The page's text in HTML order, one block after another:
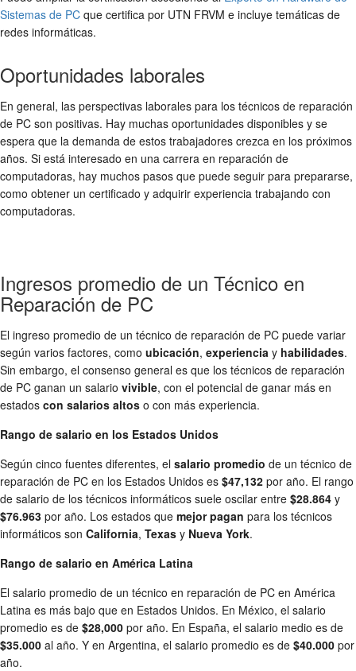
Sistemas de PC que certifica por UTN FRVM e incluye temáticas de
redes informáticas.
Oportunidades laborales
En general, las perspectivas laborales para los técnicos de reparación
de PC son positivas. Hay muchas oportunidades disponibles y se
espera que la demanda de estos trabajadores crezca en los próximos
años. Si está interesado en una carrera en reparación de
computadoras, hay muchos pasos que puede seguir para prepararse,
como obtener un certificado y adquirir experiencia trabajando con
computadoras.
Ingresos promedio de un Técnico en
Reparación de PC
El ingreso promedio de un técnico de reparación de PC puede variar
según varios factores, como ubicación, experiencia y habilidades.
Sin embargo, el consenso general es que los técnicos de reparación
de PC ganan un salario vivible, con el potencial de ganar más en
estados con salarios altos o con más experiencia.
Rango de salario en los Estados Unidos
Según cinco fuentes diferentes, el salario promedio de un técnico de
reparación de PC en los Estados Unidos es $47,132 por año. El rango
de salario de los técnicos informáticos suele oscilar entre $28.864 y
$76.963 por año. Los estados que mejor pagan para los técnicos
informáticos son California, Texas y Nueva York.
Rango de salario en América Latina
El salario promedio de un técnico en reparación de PC en América
Latina es más bajo que en Estados Unidos. En México, el salario
promedio es de $28,000 por año. En España, el salario medio es de
$35.000 al año. Y en Argentina, el salario promedio es de $40.000 por
año.